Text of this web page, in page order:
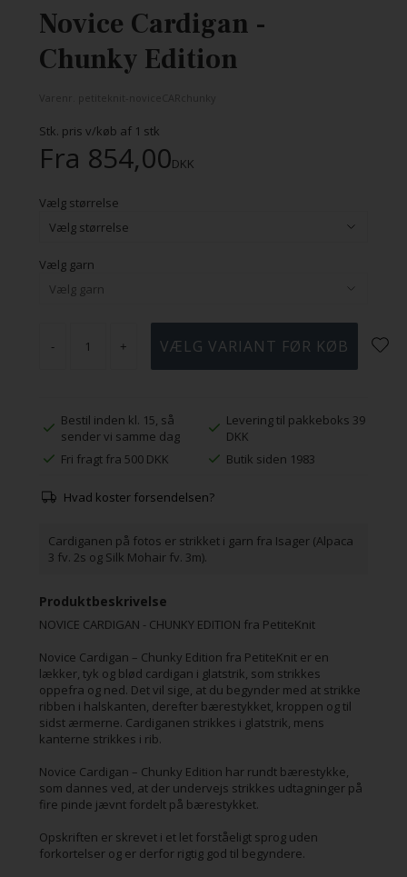
Novice Cardigan -
Chunky Edition
Stk. pris v/køb af 1 stk
Fra 854,00DKK
Vælg størrelse
Vælg garn
- +
Bestil inden kl. 15, så
sender vi samme dag
Levering til pakkeboks 39
DKK
Fri fragt fra 500 DKK
Butik siden 1983
Hvad koster forsendelsen?
Cardiganen på fotos er strikket i garn fra Isager (Alpaca
3 fv. 2s og Silk Mohair fv. 3m).
Produktbeskrivelse
NOVICE CARDIGAN - CHUNKY EDITION fra PetiteKnit
Novice Cardigan – Chunky Edition fra PetiteKnit er en
lækker, tyk og blød cardigan i glatstrik, som strikkes
oppefra og ned. Det vil sige, at du begynder med at strikke
ribben i halskanten, derefter bærestykket, kroppen og til
sidst ærmerne. Cardiganen strikkes i glatstrik, mens
kanterne strikkes i rib.
Novice Cardigan – Chunky Edition har rundt bærestykke,
som dannes ved, at der undervejs strikkes udtagninger på
fire pinde jævnt fordelt på bærestykket.
Opskriften er skrevet i et let forståeligt sprog uden
forkortelser og er derfor rigtig god til begyndere.